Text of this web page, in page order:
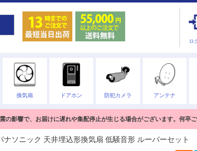
ロ
換気扇 ドアホン 防犯カメラ アンテナ
の影響で、お届けに遅れや集配停止が生じる場合がございます。何卒ご
ナソニック 天井埋込形換気扇 低騒音形 ルーバーセット